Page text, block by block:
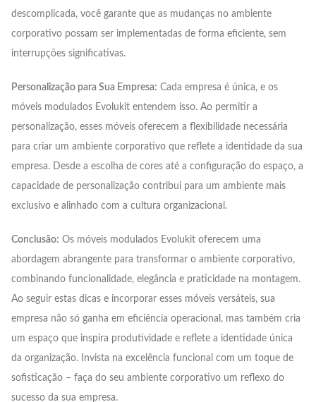
descomplicada, você garante que as mudanças no ambiente
corporativo possam ser implementadas de forma eficiente, sem
interrupções significativas.
Personalização para Sua Empresa: Cada empresa é única, e os
móveis modulados Evolukit entendem isso. Ao permitir a
personalização, esses móveis oferecem a flexibilidade necessária
para criar um ambiente corporativo que reflete a identidade da sua
empresa. Desde a escolha de cores até a configuração do espaço, a
capacidade de personalização contribui para um ambiente mais
exclusivo e alinhado com a cultura organizacional.
Conclusão: Os móveis modulados Evolukit oferecem uma
abordagem abrangente para transformar o ambiente corporativo,
combinando funcionalidade, elegância e praticidade na montagem.
Ao seguir estas dicas e incorporar esses móveis versáteis, sua
empresa não só ganha em eficiência operacional, mas também cria
um espaço que inspira produtividade e reflete a identidade única
da organização. Invista na excelência funcional com um toque de
sofisticação – faça do seu ambiente corporativo um reflexo do
sucesso da sua empresa.